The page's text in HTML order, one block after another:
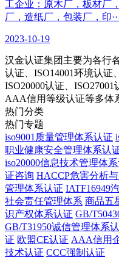
工企业：原木厂，板材厂
厂，造纸厂，包装厂，印
2023-10-19
汉金认证集团主要为各行
认证、ISO14001环境认证
ISO20000认证、ISO27001
AAA信用等级认证等多体
热门分类
热门专题
iso9001质量管理体系认证
职业健康安全管理体系认
iso20000信息技术管理体
证咨询 HACCP危害分析
管理体系认证 IATF16949
社会责任管理体系 商品五
识产权体系认证 GB/
GB/T31950诚信管理体系
证 欧盟CE认证 AAA信用
技术认证 CCC强制认证